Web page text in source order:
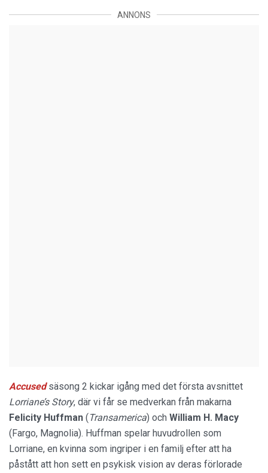
ANNONS
Accusedsäsong 2 kickar igång med det första avsnittet
Lorriane’s Story, där vi får se medverkan från makarna
Felicity Huffman (Transamerica) och William H. Macy
(Fargo, Magnolia). Huffman spelar huvudrollen som
Lorriane, en kvinna som ingriper i en familj efter att ha
påstått att hon sett en psykisk vision av deras förlorade